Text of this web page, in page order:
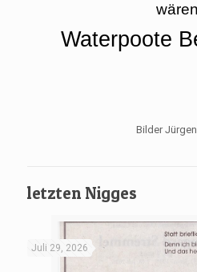
Waterpoote
Bilder
letzten Nigges
Juli 29, 2026